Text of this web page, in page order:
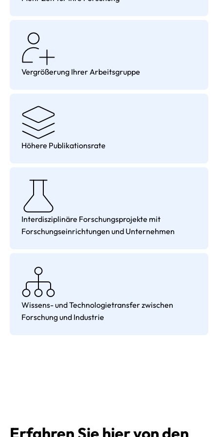
Vergrößerung Ihrer Arbeitsgruppe
Höhere Publikationsrate
Interdisziplinäre Forschungsprojekte mit
Forschungseinrichtungen und Unternehmen
Wissens- und Technologietransfer zwischen
Forschung und Industrie
Erfahren Sie hier von den